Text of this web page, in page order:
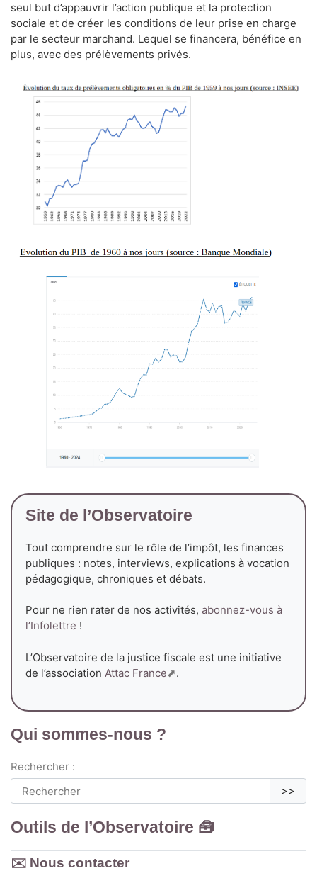
seul but d’appauvrir l’action publique et la protection
sociale et de créer les conditions de leur prise en charge
par le secteur marchand. Lequel se financera, bénéfice en
plus, avec des prélèvements privés.
Site de l’Observatoire
Tout comprendre sur le rôle de l’impôt, les finances
publiques : notes, interviews, explications à vocation
pédagogique, chroniques et débats.
Pour ne rien rater de nos activités, abonnez-vous à
l’Infolettre !
L’Observatoire de la justice fiscale est une initiative
de l’association Attac France .
Qui sommes-nous ?
Rechercher :
>>
Outils de l’Observatoire 🧰
✉️ Nous contacter